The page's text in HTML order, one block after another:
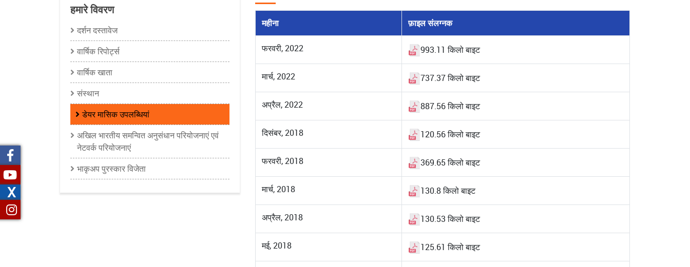
हमारे विवरण
दर्शन दस्तावेज
वार्षिक रिपोर्ट्स
वार्षिक खाता
संस्थान
डेयर मासिक उपलब्धियां
अखिल भारतीय समन्‍वित अनुसंधान परियोजनाएं एवं
नेटवर्क परियोजनाएं
भाकृअप पुरस्कार विजेता
महीना फ़ाइल संलग्नक
फरवरी, 2022 993.11 किलो बाइट
मार्च, 2022 737.37 किलो बाइट
अप्रैल, 2022 887.56 किलो बाइट
दिसंबर, 2018 120.56 किलो बाइट
फरवरी, 2018 369.65 किलो बाइट
मार्च, 2018 130.8 किलो बाइट
अप्रैल, 2018 130.53 किलो बाइट
मई, 2018 125.61 किलो बाइट
X